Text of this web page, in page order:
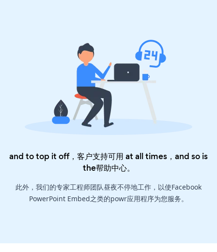
and to top it off，客户支持可用 at all times，and so is
the帮助中心。
此外，我们的专家工程师团队昼夜不停地工作，以使Facebook
PowerPoint Embed之类的powr应用程序为您服务。